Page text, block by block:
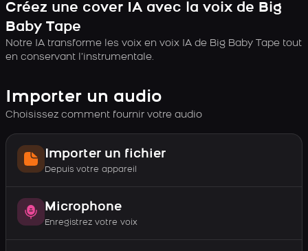
Créez une cover IA avec la voix de Big
Baby Tape
Notre IA transforme les voix en voix IA de Big Baby Tape tout
en conservant l’instrumentale.
Importer un audio
Choisissez comment fournir votre audio
Importer un fichier
Depuis votre appareil
Microphone
Enregistrez votre voix